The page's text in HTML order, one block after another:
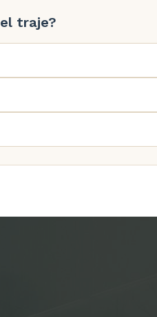
traje?